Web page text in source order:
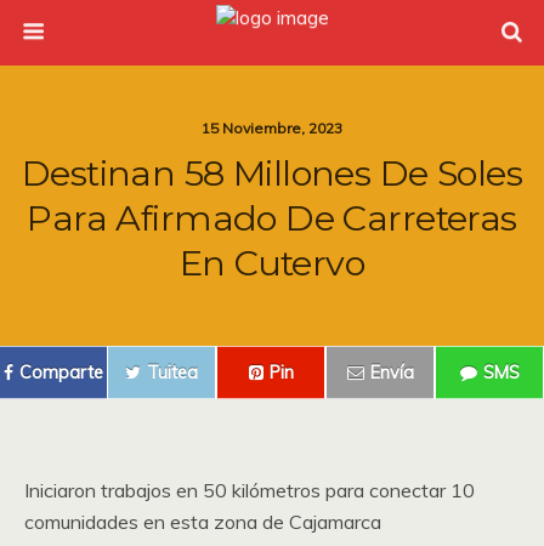
15 Noviembre, 2023
Destinan 58 Millones De Soles
Para Afirmado De Carreteras
En Cutervo
Comparte Tuitea Pin Envía SMS
Iniciaron trabajos en 50 kilómetros para conectar 10
comunidades en esta zona de Cajamarca